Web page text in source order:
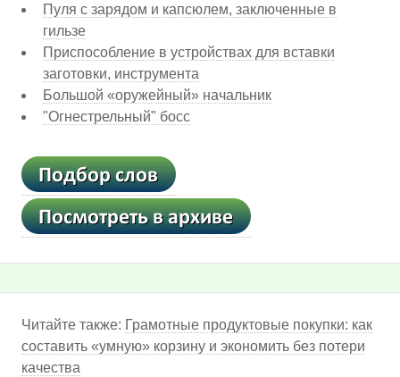
Пуля с зарядом и капсюлем, заключенные в
гильзе
Приспособление в устройствах для вставки
заготовки, инструмента
Большой «оружейный» начальник
"Огнестрельный" босс
Читайте также: Грамотные продуктовые покупки: как
составить «умную» корзину и экономить без потери
качества